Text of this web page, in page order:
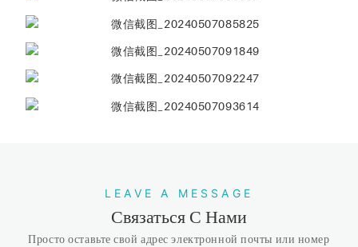
LEAVE A MESSAGE
Связаться С Нами
Просто оставьте свой адрес электронной почты или номер